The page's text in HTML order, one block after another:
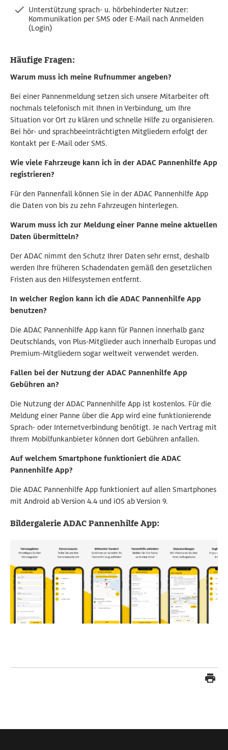
Unterstützung sprach- u. hörbehinderter Nutzer:
Kommunikation per SMS oder E-Mail nach Anmelden
(Login)
Häufige Fragen:
Warum muss ich meine Rufnummer angeben?
Bei einer Pannenmeldung setzen sich unsere Mitarbeiter oft
nochmals telefonisch mit Ihnen in Verbindung, um Ihre
Situation vor Ort zu klären und schnelle Hilfe zu organisieren.
Bei hör- und sprachbeeinträchtigten Mitgliedern erfolgt der
Kontakt per E-Mail oder SMS.
Wie viele Fahrzeuge kann ich in der ADAC Pannenhilfe App
registrieren?
Für den Pannenfall können Sie in der ADAC Pannenhilfe App
die Daten von bis zu zehn Fahrzeugen hinterlegen.
Warum muss ich zur Meldung einer Panne meine aktuellen
Daten übermitteln?
Der ADAC nimmt den Schutz Ihrer Daten sehr ernst, deshalb
werden Ihre früheren Schadendaten gemäß den gesetzlichen
Fristen aus den Hilfesystemen entfernt.
In welcher Region kann ich die ADAC Pannenhilfe App
benutzen?
Die ADAC Pannenhilfe App kann für Pannen innerhalb ganz
Deutschlands, von Plus-Mitglieder auch innerhalb Europas und
Premium-Mitgliedern sogar weltweit verwendet werden.
Fallen bei der Nutzung der ADAC Pannenhilfe App
Gebühren an?
Die Nutzung der ADAC Pannenhilfe App ist kostenlos. Für die
Meldung einer Panne über die App wird eine funktionierende
Sprach- oder Internetverbindung benötigt. Je nach Vertrag mit
Ihrem Mobilfunkanbieter können dort Gebühren anfallen.
Auf welchem Smartphone funktioniert die ADAC
Pannenhilfe App?
Die ADAC Pannenhilfe App funktioniert auf allen Smartphones
mit Android ab Version 4.4 und iOS ab Version 9.
Bildergalerie ADAC Pannenhilfe App: